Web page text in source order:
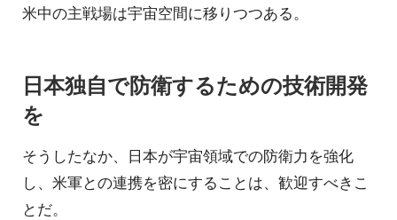
米中の主戦場は宇宙空間に移りつつある。
日本独自で防衛するための技術開発
を
そうしたなか、日本が宇宙領域での防衛力を強化
し、米軍との連携を密にすることは、歓迎すべきこ
とだ。